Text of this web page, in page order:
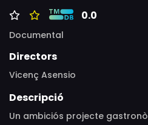
0.0
Documental
Directors
Vicenç Asensio
Descripció
Un ambiciós projecte